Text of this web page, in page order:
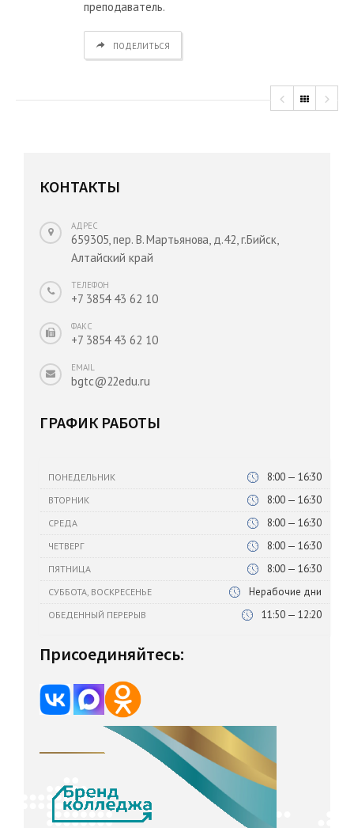
преподаватель.
ПОДЕЛИТЬСЯ
КОНТАКТЫ
АДРЕС
659305, пер. В. Мартьянова, д.42, г.Бийск,
Алтайский край
ТЕЛЕФОН
+7 3854 43 62 10
ФАКС
+7 3854 43 62 10
EMAIL
bgtc@22edu.ru
ГРАФИК РАБОТЫ
ПОНЕДЕЛЬНИК 8:00 — 16:30
ВТОРНИК 8:00 — 16:30
СРЕДА 8:00 — 16:30
ЧЕТВЕРГ 8:00 — 16:30
ПЯТНИЦА 8:00 — 16:30
СУББОТА, ВОСКРЕСЕНЬЕ Нерабочие дни
ОБЕДЕННЫЙ ПЕРЕРЫВ 11:50 — 12:20
Присоединяйтесь: